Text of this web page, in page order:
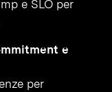
e SLO per
e
per